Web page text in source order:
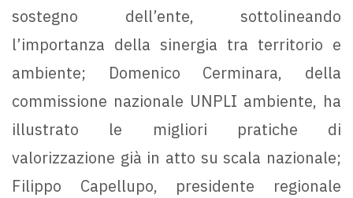
sostegno dell’ente, sottolineando
l’importanza della sinergia tra territorio e
ambiente; Domenico Cerminara, della
commissione nazionale UNPLI ambiente, ha
illustrato le migliori pratiche di
valorizzazione già in atto su scala nazionale;
Filippo Capellupo, presidente regionale